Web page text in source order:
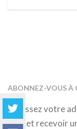
ABONNEZ-VOUS À
Saisissez votre
blog et recevoir